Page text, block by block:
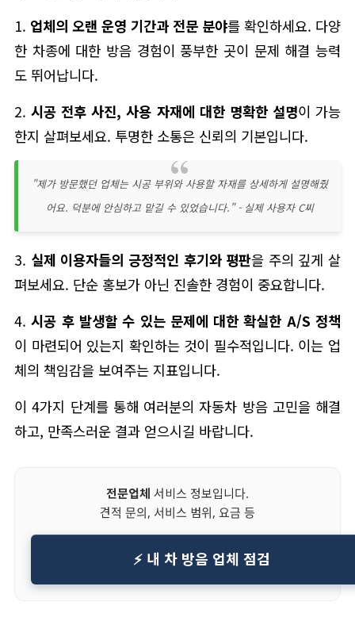
1. 업체의 오랜 운영 기간과 전문 분야를 확인하세요. 다양
한 차종에 대한 방음 경험이 풍부한 곳이 문제 해결 능력
도 뛰어납니다.
2.시공 전후 사진, 사용 자재에 대한 명확한 설명이 가능
한지 살펴보세요. 투명한 소통은 신뢰의 기본입니다.
"제가 방문했던 업체는 시공 부위와 사용할 자재를 상세하게 설명해줬
어요. 덕분에 안심하고 맡길 수 있었습니다." - 실제 사용자 C씨
3. 실제 이용자들의 긍정적인 후기와 평판을 주의 깊게 살
펴보세요. 단순 홍보가 아닌 진솔한 경험이 중요합니다.
4.시공 후 발생할 수 있는 문제에 대한 확실한 A/S 정책
이 마련되어 있는지 확인하는 것이 필수적입니다. 이는 업
체의 책임감을 보여주는 지표입니다.
이 4가지 단계를 통해 여러분의 자동차 방음 고민을 해결
하고, 만족스러운 결과 얻으시길 바랍니다.
전문업체 서비스 정보입니다.
견적 문의, 서비스 범위, 요금 등
⚡ 내 차 방음 업체 점검